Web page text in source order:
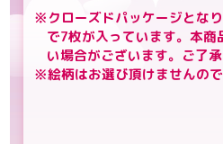
※クローズドパッケージとな
で7枚が入っています。本
い場合がございます。ご了承
※絵柄はお選び頂けませんので